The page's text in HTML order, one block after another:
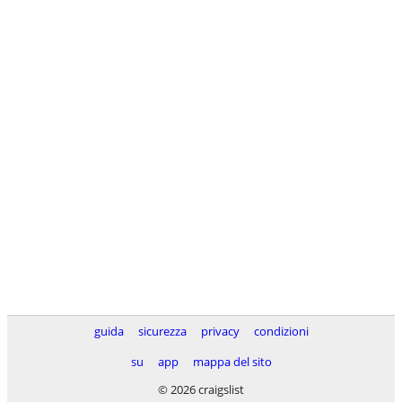
guida sicurezza privacy
condizioni
su
app
mappa del sito
© 2026 craigslist